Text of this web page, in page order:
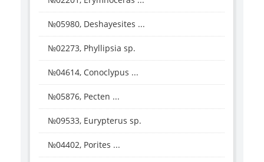
№05980, Deshayesites ...
№02273, Phyllipsia sp.
№04614, Conoclypus ...
№05876, Pecten ...
№09533, Eurypterus sp.
№04402, Porites ...